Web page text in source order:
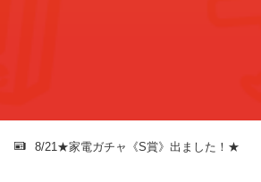
8/21★家電ガチャ《S賞》出ました！★